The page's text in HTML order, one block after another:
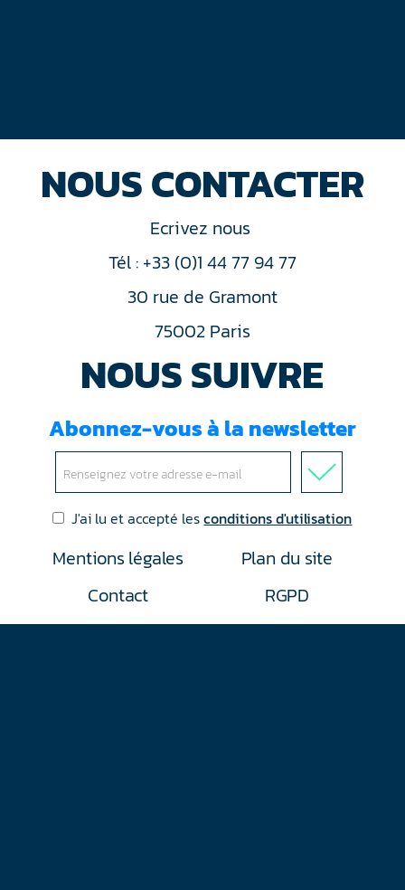
NOUS CONTACTER
Ecrivez nous
Tél : +33 (0)1 44 77 94 77
30 rue de Gramont
75002 Paris
NOUS SUIVRE
Abonnez-vous à la newsletter
J'ai lu et accepté lesconditions d'utilisation
Mentions légales
Plan du site
Contact
RGPD